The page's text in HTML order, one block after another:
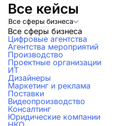
Все кейсы
Все сферы бизнеса
Все сферы бизнеса
Цифровые агентства
Агентства мероприятий
Производство
Проектные организации
ИТ
Дизайнеры
Маркетинг и реклама
Поставки
Видеопроизводство
Консалтинг
Юридические компании